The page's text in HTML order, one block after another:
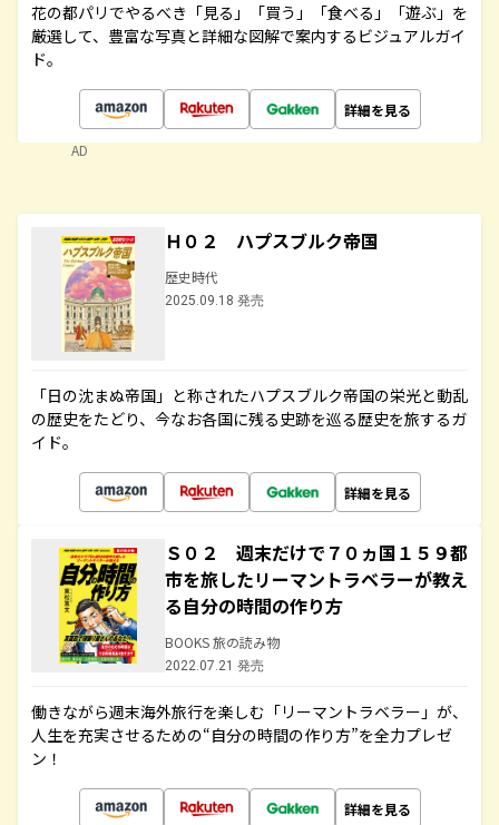
花の都パリでやるべき「見る」「買う」「食べる」「遊ぶ」を
厳選して、豊富な写真と詳細な図解で案内するビジュアルガイ
ド。
詳細を見る
AD
Ｈ０２ ハプスブルク帝国
歴史時代
2025.09.18 発売
「日の沈まぬ帝国」と称されたハプスブルク帝国の栄光と動乱
の歴史をたどり、今なお各国に残る史跡を巡る歴史を旅するガ
イド。
詳細を見る
Ｓ０２ 週末だけで７０ヵ国１５９都
市を旅したリーマントラベラーが教え
る自分の時間の作り方
BOOKS 旅の読み物
2022.07.21 発売
働きながら週末海外旅行を楽しむ「リーマントラベラー」が、
人生を充実させるための“自分の時間の作り方”を全力プレゼ
ン！
詳細を見る